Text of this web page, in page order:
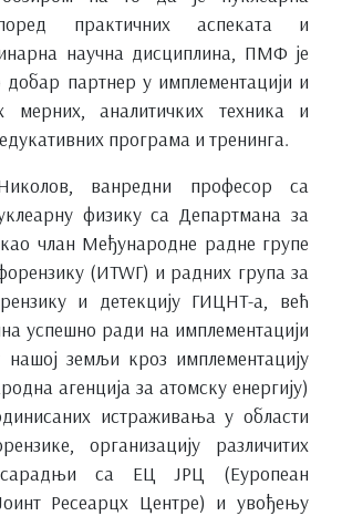
практичних аспеката и
научна дисциплина, ПМФ је
добар партнер у имплементацији и
мерних, аналитичких техника и
програма и тренинга.
ванредни професор са
физику са Департмана за
члан Међународне радне групе
(ИТWГ) и радних група за
и детекцију ГИЦНТ-а, већ
успешно ради на имплементацији
нашој земљи кроз имплементацију
агенција за атомску енергију)
истраживања у области
организацију различитих
са ЕЦ ЈРЦ (Еуропеан
Ресеарцх Центре) и увођењу